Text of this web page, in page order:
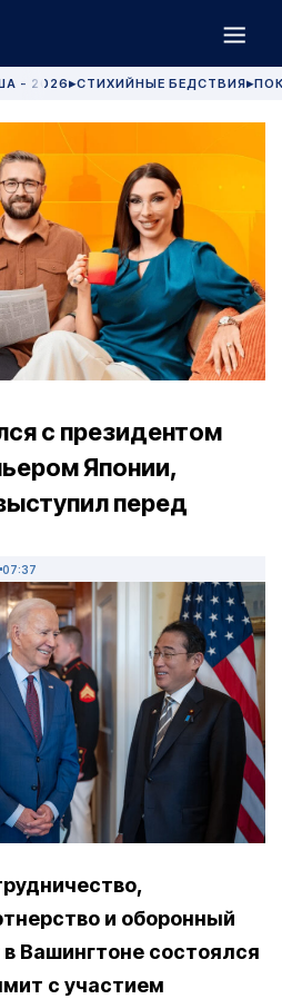
- 2026 ▶СТИХИЙНЫЕ БЕДСТВИЯ▶
с президентом
Японии,
перед
07:37
и оборонный
Вашингтоне состоялся
с участием